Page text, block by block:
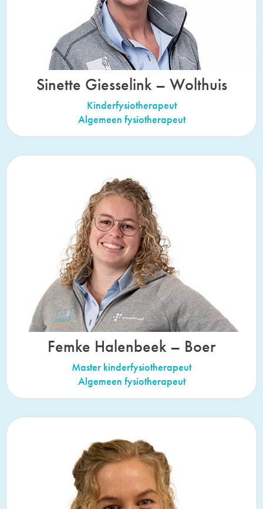
Sinette Giesselink – Wolthuis
Kinderfysiotherapeut
Algemeen fysiotherapeut
Femke Halenbeek – Boer
Master kinderfysiotherapeut
Algemeen fysiotherapeut